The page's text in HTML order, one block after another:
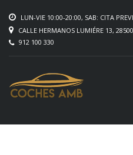
LUN-VIE 10:00-20:00, SAB: CITA
CALLE HERMANOS LUMIÉRE 13,
912 100 330